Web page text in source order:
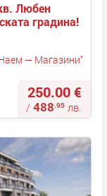
Любен
градина!
— Магазини“
250.00 €
/488.95 лв.